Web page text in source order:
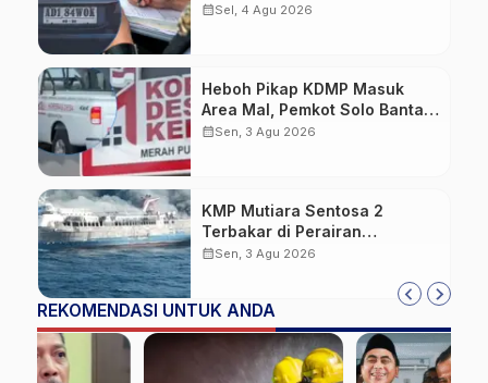
Sesuai Standar, Pengemudi
calendar_monthSel, 4 Agu 2026
Heboh Pikap KDMP Masuk
Area Mal, Pemkot Solo Bantah
Kepemilikan Kendaraan
calendar_monthSen, 3 Agu 2026
KMP Mutiara Sentosa 2
Terbakar di Perairan
Sumenep: Penumpang Lompat
calendar_monthSen, 3 Agu 2026
REKOMENDASI UNTUK ANDA